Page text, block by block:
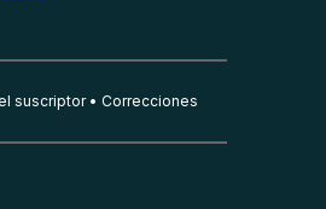
suscriptor Correcciones